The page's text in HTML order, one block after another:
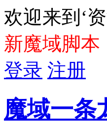
欢迎来到‘
新魔域脚本
登录 注册
魔域一条